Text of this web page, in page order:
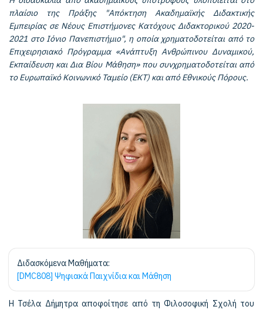
πλαίσιο της Πράξης "Απόκτηση Ακαδημαϊκής Διδακτικής
Εμπειρίας σε Νέους Επιστήμονες Κατόχους Διδακτορικού 2020-
2021 στο Ιόνιο Πανεπιστήμιο", η οποία χρηματοδοτείται από το
Επιχειρησιακό Πρόγραμμα «Ανάπτυξη Ανθρώπινου Δυναμικού,
Εκπαίδευση και Δια Βίου Μάθηση» που συνχρηματοδοτείται από
το Ευρωπαϊκό Κοινωνικό Ταμείο (ΕΚΤ) και από Εθνικούς Πόρους.
Διδασκόμενα Μαθήματα:
[DMC808] Ψηφιακά Παιχνίδια και Μάθηση
Η Τσέλα Δήμητρα αποφοίτησε από τη Φιλοσοφική Σχολή του